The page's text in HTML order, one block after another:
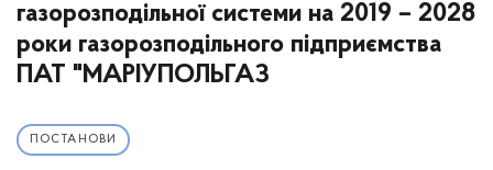
газорозподільної системи на 2019 – 2028
роки газорозподільного підприємства
ПАТ "МАРІУПОЛЬГАЗ
ПОСТАНОВИ